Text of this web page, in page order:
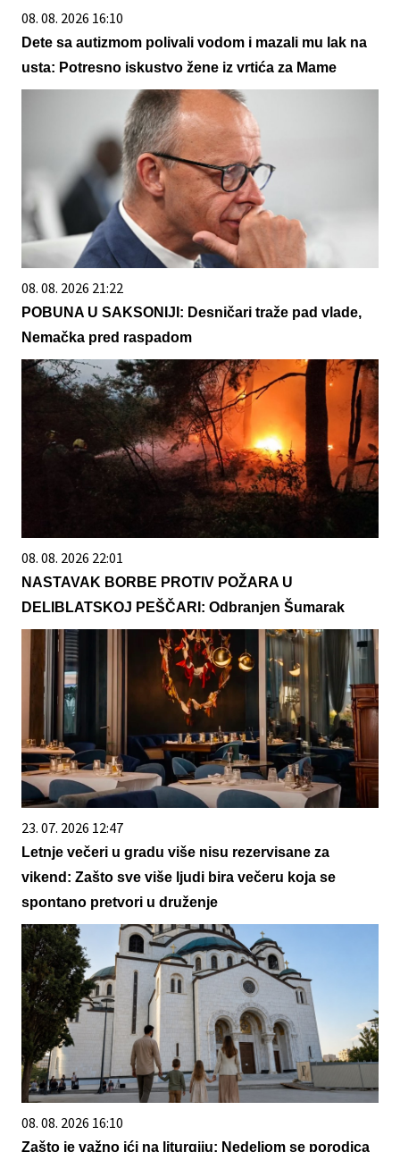
08. 08. 2026 16:10
Dete sa autizmom polivali vodom i mazali mu lak na
usta: Potresno iskustvo žene iz vrtića za Mame
08. 08. 2026 21:22
POBUNA U SAKSONIJI: Desničari traže pad vlade,
Nemačka pred raspadom
08. 08. 2026 22:01
NASTAVAK BORBE PROTIV POŽARA U
DELIBLATSKOJ PEŠČARI: Odbranjen Šumarak
23. 07. 2026 12:47
Letnje večeri u gradu više nisu rezervisane za
vikend: Zašto sve više ljudi bira večeru koja se
spontano pretvori u druženje
08. 08. 2026 16:10
Zašto je važno ići na liturgiju: Nedeljom se porodica